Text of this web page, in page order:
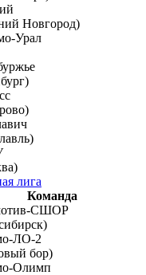
Новгород)
Урал
лига
Команда
CШОР
ЛО-2
бор)
Олимп